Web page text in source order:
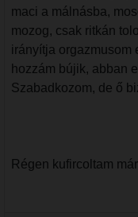
maci a málnásba,
mozog, csak ritkán
irányítja orgazmusom
hozzám bújik, abban
Szabadkozom, de ő
Régen kufircoltam